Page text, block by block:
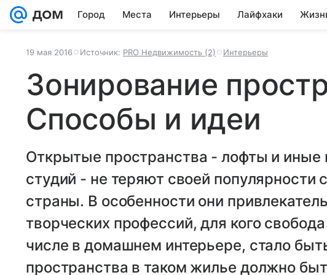
Город Места Интерьеры Лайфхаки
19 мая 2016 Источник: PRO Недвижимость (2) Интерьеры
Зонирование
Способы и идеи
Открытые пространства - лофты и иные
студий - не теряют своей популярности
страны. В особенности они
творческих профессий, для кого
числе в домашнем интерьере, стало
пространства в таком жилье должно